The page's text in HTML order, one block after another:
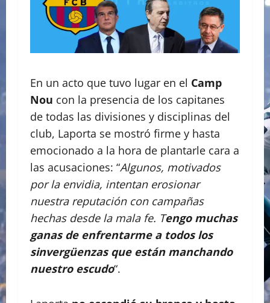
En un acto que tuvo lugar en el Camp
Nou con la presencia de los capitanes
de todas las divisiones y disciplinas del
club, Laporta se mostró firme y hasta
emocionado a la hora de plantarle cara a
las acusaciones: “Algunos, motivados
por la envidia, intentan erosionar
nuestra reputación con campañas
hechas desde la mala fe. Tengo muchas
ganas de enfrentarme a todos los
sinvergüenzas que están manchando
nuestro escudo“.